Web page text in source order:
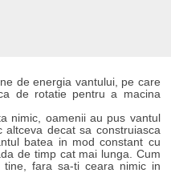
de energia vantului, pe care
de rotatie pentru a macina
nimic, oamenii au pus vantul
decat sa construiasca
batea in mod constant cu
de timp cat mai lunga. Cum
tine, fara sa-ti ceara nimic in